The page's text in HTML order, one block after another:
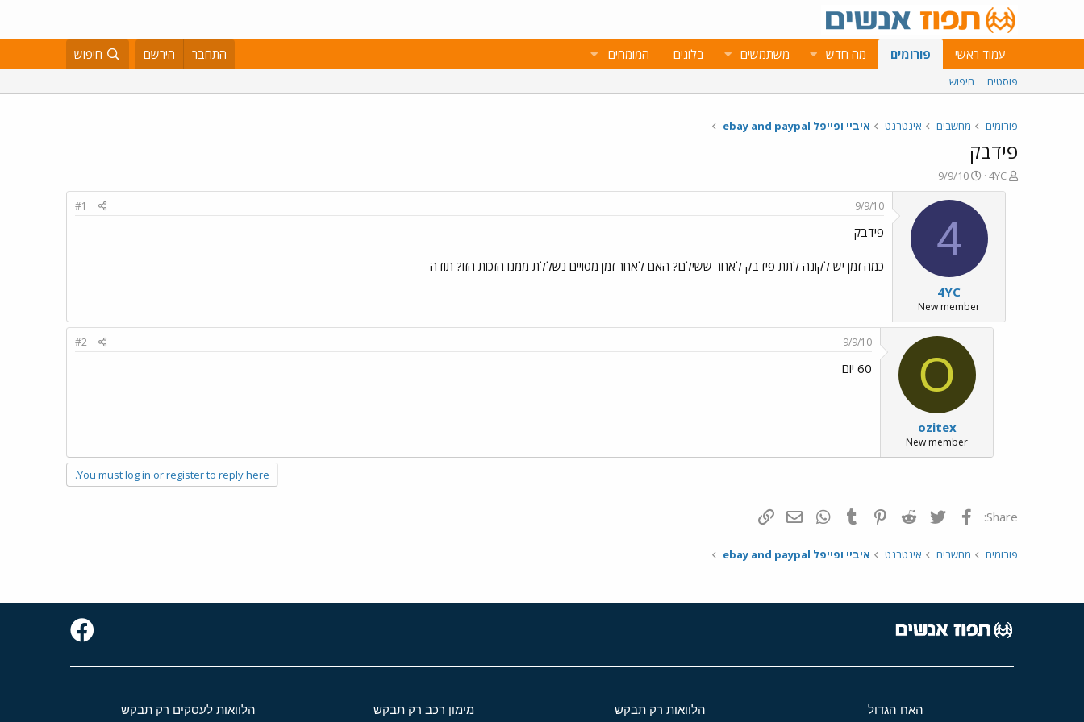
עמוד ראשי פורומים מה חדש משתמשים בלוגים המומחים התחבר הירשם חיפוש
פוסטים חיפוש
פורומים מחשבים אינטרנט איביי ופייפל ebay and paypal
פידבק
פ
ו
4YC
פ
ו
ר
א
י
ך
9/9/10
4
4YC
New member
9/9/10
#1
פידבק
כמה זמן יש לקונה לתת פידבק לאחר ששילם? האם לאחר זמן מסויים נשללת ממנו הזכות הזו? תודה
O
ozitex
New member
9/9/10
#2
60 יום
You must log in or register to reply here.
Share: פייסבוק Twitter
Reddit
Pinterest
Tumblr
WhatsAppדואר אלקטרוני
פורומים מחשבים אינטרנט איביי ופייפל ebay and paypal
האח הגדול הלוואות רק תבקש מימון רכב רק תבקש הלוואות לעסקים רק תבקש